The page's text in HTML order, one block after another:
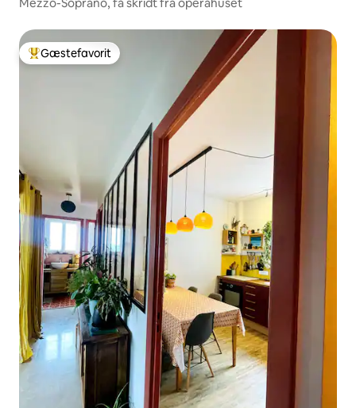
Bedste gæstefavorit
Gæstefavorit